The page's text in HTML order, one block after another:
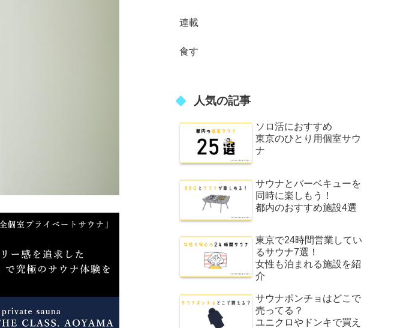
連載
食す
人気の記事
ソロ活におすすめ
東京のひとり用個室サウ
ナ
サウナとバーベキューを
同時に楽しもう！
都内のおすすめ施設4選
東京で24時間営業してい
るサウナ7選！
女性も泊まれる施設を紹
介
サウナポンチョはどこで
売ってる？
ユニクロやドンキで買え